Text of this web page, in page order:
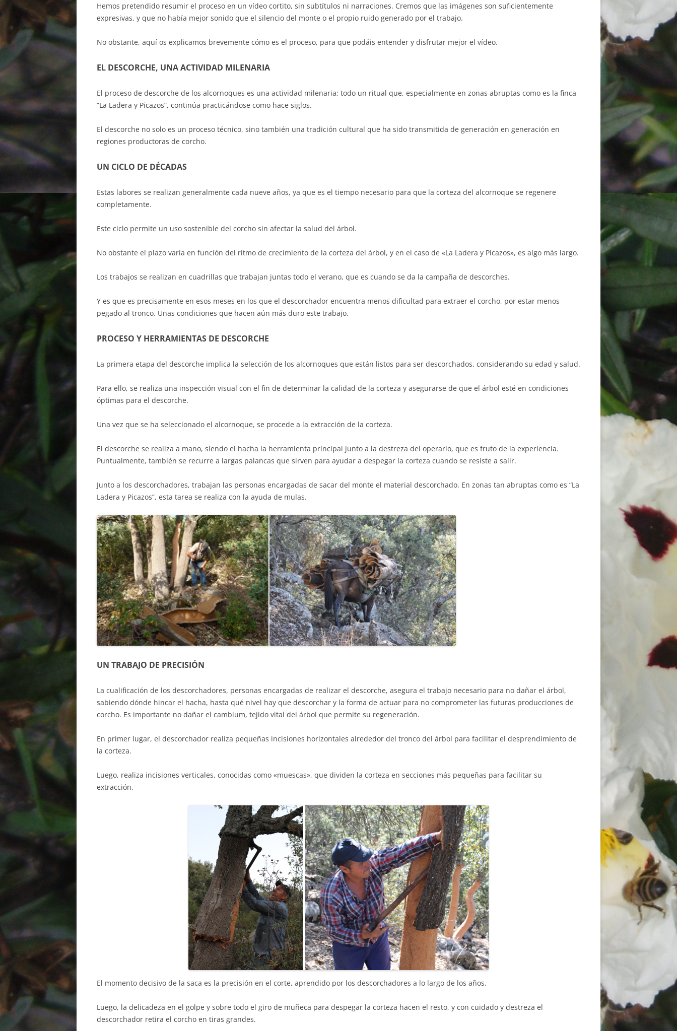
Hemos pretendido resumir el proceso en un vídeo cortito, sin subtítulos ni narraciones. Cremos que las imágenes son suficientemente
expresivas, y que no había mejor sonido que el silencio del monte o el propio ruido generado por el trabajo.
No obstante, aquí os explicamos brevemente cómo es el proceso, para que podáis entender y disfrutar mejor el vídeo.
EL DESCORCHE, UNA ACTIVIDAD MILENARIA
El proceso de descorche de los alcornoques es una actividad milenaria; todo un ritual que, especialmente en zonas abruptas como es la finca
“La Ladera y Picazos”, continúa practicándose como hace siglos.
El descorche no solo es un proceso técnico, sino también una tradición cultural que ha sido transmitida de generación en generación en
regiones productoras de corcho.
UN CICLO DE DÉCADAS
Estas labores se realizan generalmente cada nueve años, ya que es el tiempo necesario para que la corteza del alcornoque se regenere
completamente.
Este ciclo permite un uso sostenible del corcho sin afectar la salud del árbol.
No obstante el plazo varía en función del ritmo de crecimiento de la corteza del árbol, y en el caso de «La Ladera y Picazos», es algo más largo.
Los trabajos se realizan en cuadrillas que trabajan juntas todo el verano, que es cuando se da la campaña de descorches.
Y es que es precisamente en esos meses en los que el descorchador encuentra menos dificultad para extraer el corcho, por estar menos
pegado al tronco. Unas condiciones que hacen aún más duro este trabajo.
PROCESO Y HERRAMIENTAS DE DESCORCHE
La primera etapa del descorche implica la selección de los alcornoques que están listos para ser descorchados, considerando su edad y salud.
Para ello, se realiza una inspección visual con el fin de determinar la calidad de la corteza y asegurarse de que el árbol esté en condiciones
óptimas para el descorche.
Una vez que se ha seleccionado el alcornoque, se procede a la extracción de la corteza.
El descorche se realiza a mano, siendo el hacha la herramienta principal junto a la destreza del operario, que es fruto de la experiencia.
Puntualmente, también se recurre a largas palancas que sirven para ayudar a despegar la corteza cuando se resiste a salir.
Junto a los descorchadores, trabajan las personas encargadas de sacar del monte el material descorchado. En zonas tan abruptas como es “La
Ladera y Picazos”, esta tarea se realiza con la ayuda de mulas.
UN TRABAJO DE PRECISIÓN
La cualificación de los descorchadores, personas encargadas de realizar el descorche, asegura el trabajo necesario para no dañar el árbol,
sabiendo dónde hincar el hacha, hasta qué nivel hay que descorchar y la forma de actuar para no comprometer las futuras producciones de
corcho. Es importante no dañar el cambium, tejido vital del árbol que permite su regeneración.
En primer lugar, el descorchador realiza pequeñas incisiones horizontales alrededor del tronco del árbol para facilitar el desprendimiento de
la corteza.
Luego, realiza incisiones verticales, conocidas como «muescas», que dividen la corteza en secciones más pequeñas para facilitar su
extracción.
El momento decisivo de la saca es la precisión en el corte, aprendido por los descorchadores a lo largo de los años.
Luego, la delicadeza en el golpe y sobre todo el giro de muñeca para despegar la corteza hacen el resto, y con cuidado y destreza el
descorchador retira el corcho en tiras grandes.